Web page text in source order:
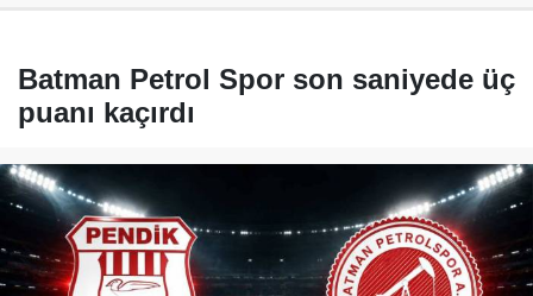
Batman Petrol Spor son saniyede üç
puanı kaçırdı